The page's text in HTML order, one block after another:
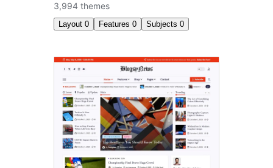
3,994 themes
Layout 0 Features 0 Subjects 0
Search
results